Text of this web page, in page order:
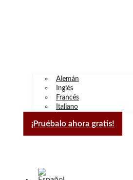
Alemán
Inglés
Francés
Italiano
¡Pruébalo ahora gratis!